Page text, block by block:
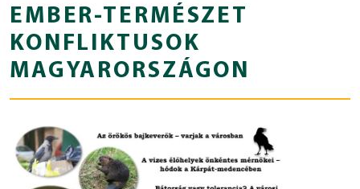
EMBER-TERMÉSZET
KONFLIKTUSOK
MAGYARORSZÁGON